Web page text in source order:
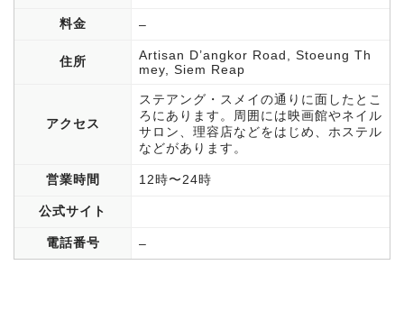
料金 –
住所
Artisan D’angkor Road, Stoeung Th
mey, Siem Reap
アクセス
ステアング・スメイの通りに面したとこ
ろにあります。周囲には映画館やネイル
サロン、理容店などをはじめ、ホステル
などがあります。
営業時間 12時〜24時
公式サイト
電話番号 –